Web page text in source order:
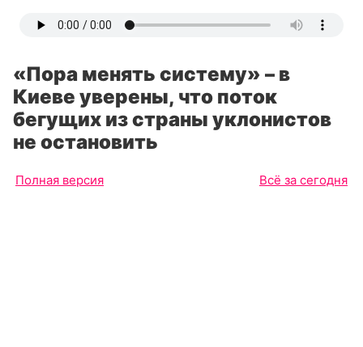
«Пора менять систему» – в
Киеве уверены, что поток
бегущих из страны уклонистов
не остановить
Полная версия Всё за сегодня